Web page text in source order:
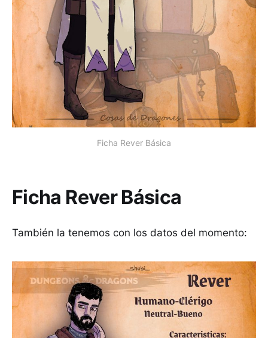
Ficha Rever Básica
Ficha Rever Básica
También la tenemos con los datos del momento: